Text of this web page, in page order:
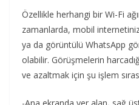
Özellikle herhangi bir Wi-Fi
zamanlarda, mobil internetiniz
ya da görüntülü WhatsApp
olabilir. Görüşmelerin
ve azaltmak için şu işlem
-Ana ekranda yer alan, sağ